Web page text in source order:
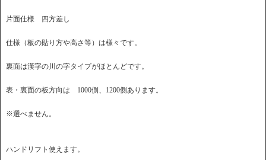
片面仕様 四方差し
仕様（板の貼り方や高さ等）は様々です。
裏面は漢字の川の字タイプがほとんどです。
表・裏面の板方向は 1000側、1200側あります。
※選べません。
ハンドリフト使えます。